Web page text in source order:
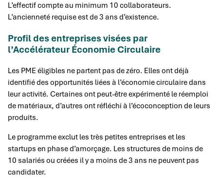
L’effectif compte au minimum 10 collaborateurs.
L’ancienneté requise est de 3 ans d’existence.
Profil des entreprises visées par
l’Accélérateur Économie Circulaire
Les PME éligibles ne partent pas de zéro. Elles ont déjà
identifié des opportunités liées à l’économie circulaire dans
leur activité. Certaines ont peut-être expérimenté le réemploi
de matériaux, d’autres ont réfléchi à l’écoconception de leurs
produits.
Le programme exclut les très petites entreprises et les
startups en phase d’amorçage. Les structures de moins de
10 salariés ou créées il y a moins de 3 ans ne peuvent pas
candidater.